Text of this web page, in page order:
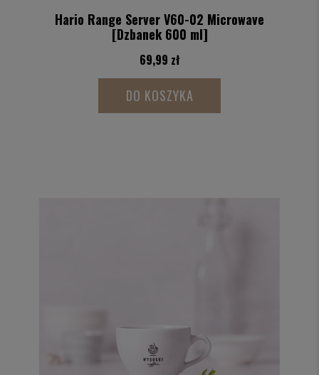
Hario Range Server V60-02 Microwave
[Dzbanek 600 ml]
69,99 zł
DO KOSZYKA